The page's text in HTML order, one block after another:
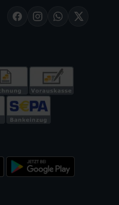
FacebookInstagramWhatsApp
X